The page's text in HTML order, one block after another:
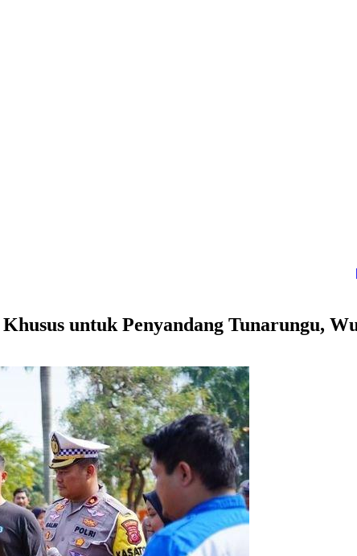
[SALAH]
untuk Penyandang Tunarungu,